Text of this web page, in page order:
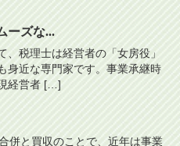
ーズな...
、税理士は経営者の「女房役」
身近な専門家です。事業承継時
経営者 […]
併と買収のことで、近年は事業